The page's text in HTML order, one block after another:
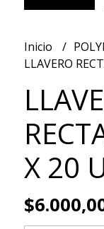
Inicio
LLAVERO
X 20